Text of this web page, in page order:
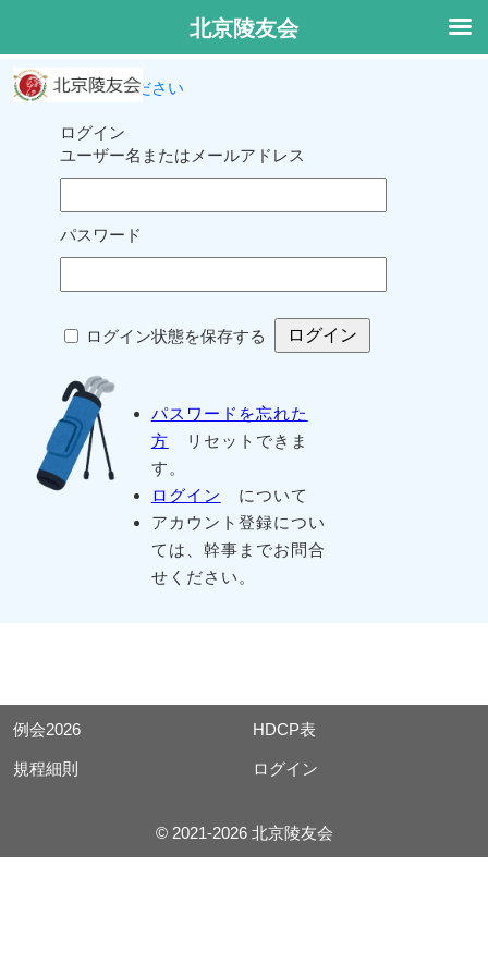
ログインしてください
ログイン
ユーザー名またはメールアドレス
パスワード
ログイン状態を保存する
パスワードを忘れた
方 リセットできま
す。
ログイン
について
アカウント登録につい
ては、幹事までお問合
せください。
例会2026 HDCP表
規程細則 ログイン
© 2021-2026 北京陵友会
北京陵友会